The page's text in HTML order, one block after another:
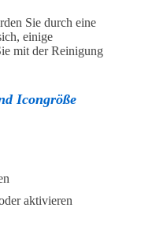
Sie durch eine
einige
mit der Reinigung
Icongröße
aktivieren